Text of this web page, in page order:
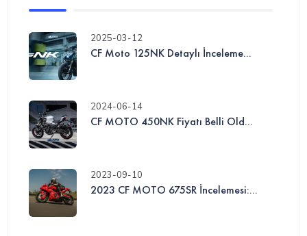
2025-03-12
CF Moto 125NK Detaylı İnceleme...
2024-06-14
CF MOTO 450NK Fiyatı Belli Old...
2023-09-10
2023 CF MOTO 675SR İncelemesi:...